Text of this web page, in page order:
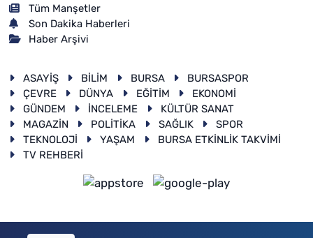
Tüm Manşetler
Son Dakika Haberleri
Haber Arşivi
ASAYİŞ BİLİM BURSA
BURSASPOR
ÇEVRE
DÜNYA EĞİTİM
EKONOMİ
GÜNDEM
İNCELEME
KÜLTÜR SANAT
MAGAZİN
POLİTİKA SAĞLIK
SPOR
TEKNOLOJİ
YAŞAM
BURSA ETKİNLİK TAKVİMİ
TV REHBERİ